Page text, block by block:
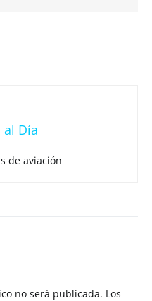
al Día
de aviación
no será publicada. Los